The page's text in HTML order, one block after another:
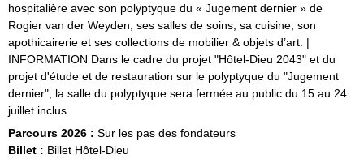
hospitalière avec son polyptyque du « Jugement dernier » de
Rogier van der Weyden, ses salles de soins, sa cuisine, son
apothicairerie et ses collections de mobilier & objets d’art. |
INFORMATION Dans le cadre du projet "Hôtel-Dieu 2043" et du
projet d'étude et de restauration sur le polyptyque du "Jugement
dernier", la salle du polyptyque sera fermée au public du 15 au 24
juillet inclus.
Parcours 2026 : Sur les pas des fondateurs
Billet : Billet Hôtel-Dieu